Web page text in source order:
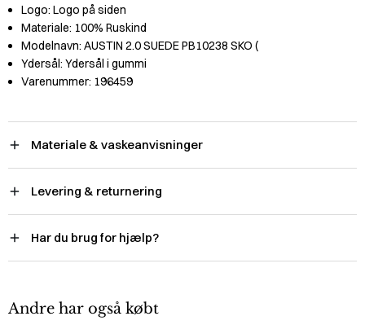
Logo: Logo på siden
Materiale: 100% Ruskind
Modelnavn: AUSTIN 2.0 SUEDE PB10238 SKO (
Ydersål: Ydersål i gummi
Varenummer: 196459
Materiale & vaskeanvisninger
Levering & returnering
Har du brug for hjælp?
Andre har også købt